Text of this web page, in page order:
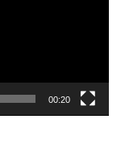
00:20